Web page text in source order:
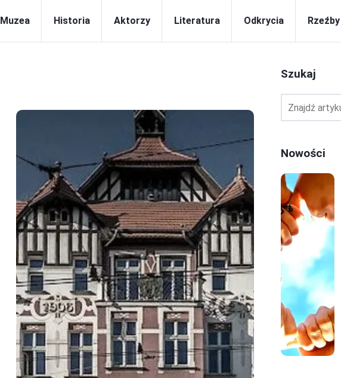
Muzea Historia Aktorzy Literatura Odkrycia Rzeźby
Szukaj
Nowości